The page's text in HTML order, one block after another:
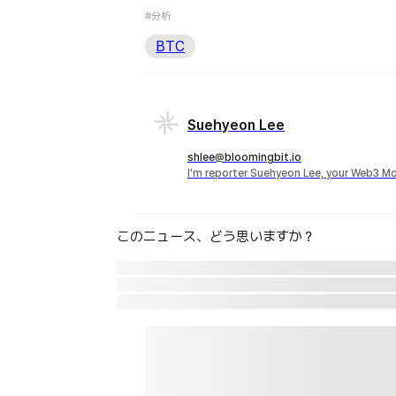
#分析
BTC
Suehyeon Lee
shlee@bloomingbit.io
I'm reporter Suehyeon Lee, your Web3
このニュース、どう思いますか？